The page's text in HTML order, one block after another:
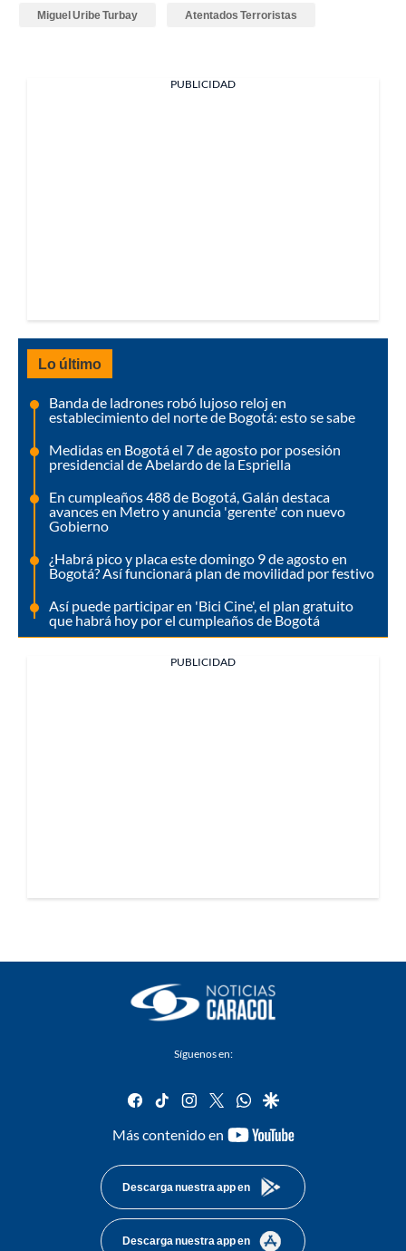
Miguel Uribe Turbay Atentados Terroristas
PUBLICIDAD
Lo último
Banda de ladrones robó lujoso reloj en
establecimiento del norte de Bogotá: esto se sabe
Medidas en Bogotá el 7 de agosto por posesión
presidencial de Abelardo de la Espriella
En cumpleaños 488 de Bogotá, Galán destaca
avances en Metro y anuncia 'gerente' con nuevo
Gobierno
¿Habrá pico y placa este domingo 9 de agosto en
Bogotá? Así funcionará plan de movilidad por festivo
Así puede participar en 'Bici Cine', el plan gratuito
que habrá hoy por el cumpleaños de Bogotá
PUBLICIDAD
Síguenos en:
facebook
tiktok instagram
twitterwhatsapp
google
Más contenido en
youtube-
Descarga nuestra app en
Descarga nuestra app en